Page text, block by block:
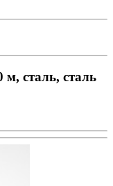
сталь, сталь